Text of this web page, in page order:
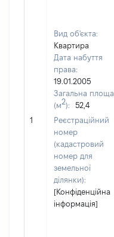
1
Вид об'єкта:
Квартира
Дата набуття
права:
19.01.2005
Загальна площа
(м2):
52,4
Реєстраційний
номер
(кадастровий
номер для
земельної
ділянки):
[Конфіденційна
інформація]